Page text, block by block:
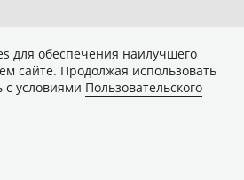
для обеспечения наилучшего
сайте. Продолжая использовать
с условиями Пользовательского